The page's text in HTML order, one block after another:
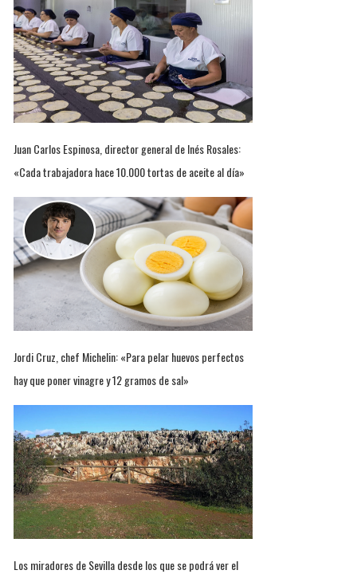
Juan Carlos Espinosa, director general de Inés Rosales:
«Cada trabajadora hace 10.000 tortas de aceite al día»
Jordi Cruz, chef Michelin: «Para pelar huevos perfectos
hay que poner vinagre y 12 gramos de sal»
Los miradores de Sevilla desde los que se podrá ver el